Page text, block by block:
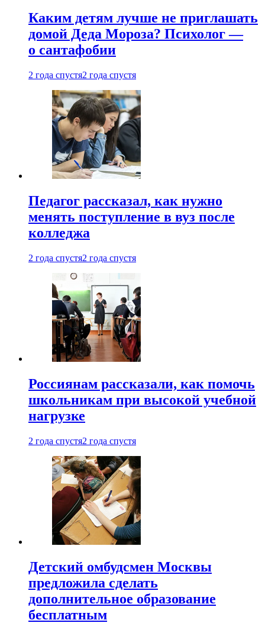
Каким детям лучше не приглашать
домой Деда Мороза? Психолог —
о сантафобии
2 года спустя2 года спустя
Педагог рассказал, как нужно
менять поступление в вуз после
колледжа
2 года спустя2 года спустя
Россиянам рассказали, как помочь
школьникам при высокой учебной
нагрузке
2 года спустя2 года спустя
Детский омбудсмен Москвы
предложила сделать
дополнительное образование
бесплатным